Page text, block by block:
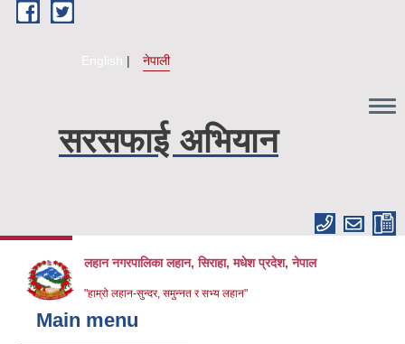
Skip to main content
English नेपाली
सरसफाई अभियान
लहान नगरपालिका लहान, सिराहा, मधेश प्रदेश, नेपाल
"हाम्रो लहान-सुन्दर, समुन्नत र सभ्य लहान"
Main menu